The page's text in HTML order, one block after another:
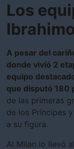
Los
A pesar del
donde vivió 2
equipo
que disputó 180
de las primeras
de los Príncipes
a su figura.
Al Milan lo llevó